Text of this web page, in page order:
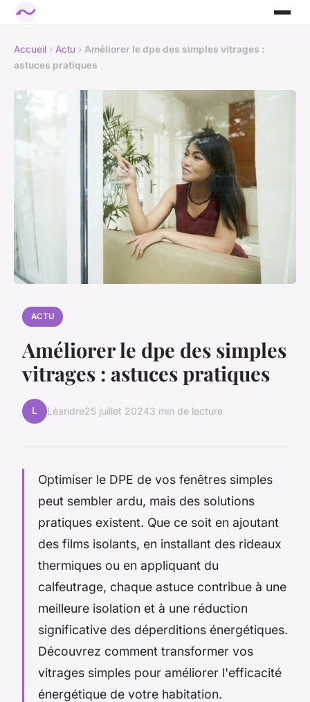
Accueil › Actu › Améliorer le dpe des simples vitrages :
astuces pratiques
ACTU
Améliorer le dpe des simples
vitrages : astuces pratiques
L Léandre25 juillet 20243 min de lecture
Optimiser le DPE de vos fenêtres simples
peut sembler ardu, mais des solutions
pratiques existent. Que ce soit en ajoutant
des films isolants, en installant des rideaux
thermiques ou en appliquant du
calfeutrage, chaque astuce contribue à une
meilleure isolation et à une réduction
significative des déperditions énergétiques.
Découvrez comment transformer vos
vitrages simples pour améliorer l'efficacité
énergétique de votre habitation.